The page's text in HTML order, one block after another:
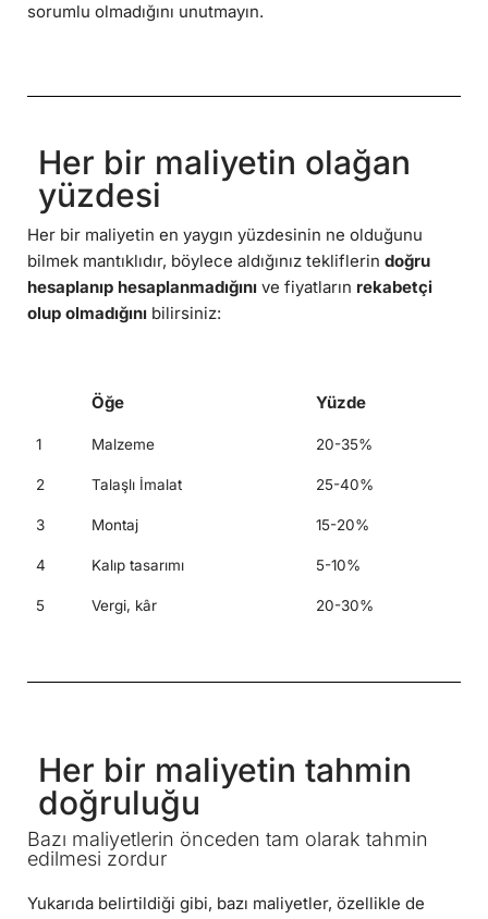
sorumlu olmadığını unutmayın.
Her bir maliyetin olağan
yüzdesi
Her bir maliyetin en yaygın yüzdesinin ne olduğunu
bilmek mantıklıdır, böylece aldığınız tekliflerin doğru
hesaplanıp hesaplanmadığını ve fiyatların rekabetçi
olup olmadığını bilirsiniz:
Öğe Yüzde
1 Malzeme 20-35%
2 Talaşlı İmalat 25-40%
3 Montaj 15-20%
4 Kalıp tasarımı 5-10%
5 Vergi, kâr 20-30%
Her bir maliyetin tahmin
doğruluğu
Bazı maliyetlerin önceden tam olarak tahmin
edilmesi zordur
Yukarıda belirtildiği gibi, bazı maliyetler, özellikle de